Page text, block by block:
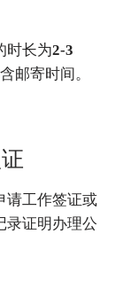
时长为2-3
邮寄时间。
请工作签证或
录证明办理公